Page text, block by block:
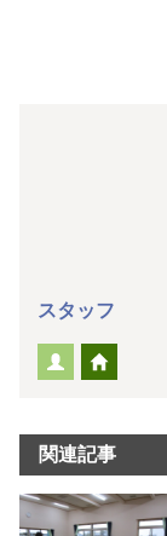
スタッフ
関連記事